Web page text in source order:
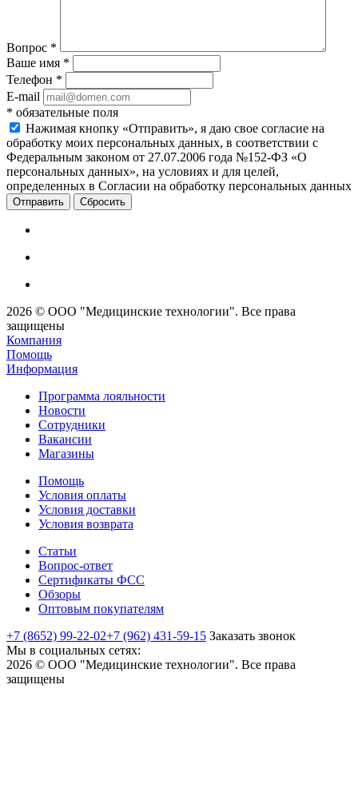
Вопрос *
Ваше имя *
Телефон *
E-mail
* обязательные поля
Нажимая кнопку «Отправить», я даю свое согласие на
обработку моих персональных данных, в соответствии с
Федеральным законом от 27.07.2006 года №152-ФЗ «О
персональных данных», на условиях и для целей,
определенных в Согласии на обработку персональных данных
Сбросить
2026 © ООО "Медицинские технологии". Все права
защищены
Компания
Помощь
Информация
Программа лояльности
Новости
Сотрудники
Вакансии
Магазины
Помощь
Условия оплаты
Условия доставки
Условия возврата
Статьи
Вопрос-ответ
Сертификаты ФСС
Обзоры
Оптовым покупателям
+7 (8652) 99-22-02+7 (962) 431-59-15 Заказать звонок
Мы в социальных сетях:
2026 © ООО "Медицинские технологии". Все права
защищены